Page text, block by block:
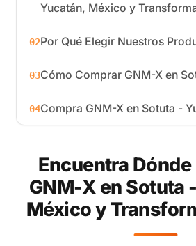
Yucatán, México y
02Por Qué Elegir Nuestros
03Cómo Comprar GNM-X en
04Compra GNM-X en Sotuta -
Encuentra
GNM-X en Sotuta
México y